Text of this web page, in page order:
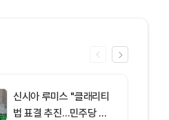
신시아 루미스 "클래리티
법 표결 추진…민주당 입